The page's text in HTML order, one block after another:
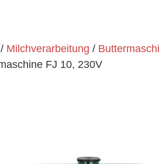
/ Milchverarbeitung /
FJ 10, 230V